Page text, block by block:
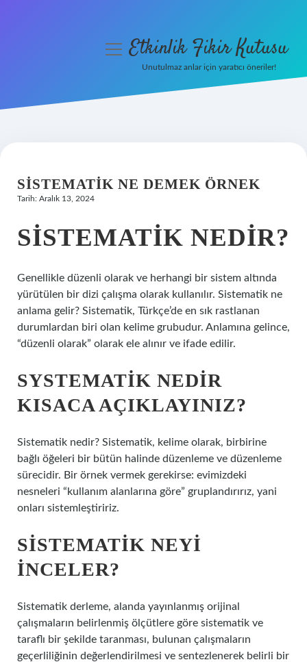
Hakkımızda
menüyüEtkinlik Fikir Kutusu
Unutulmaz anlar için yaratıcı öneriler!
SISTEMATIK NE DEMEK ÖRNEK
Tarih: Aralık 13, 2024
SISTEMATIK NEDIR?
Genellikle düzenli olarak ve herhangi bir sistem altında
yürütülen bir dizi çalışma olarak kullanılır. Sistematik ne
anlama gelir? Sistematik, Türkçe’de en sık rastlanan
durumlardan biri olan kelime grubudur. Anlamına gelince,
“düzenli olarak” olarak ele alınır ve ifade edilir.
SYSTEMATIK NEDIR
KISACA AÇIKLAYINIZ?
Sistematik nedir? Sistematik, kelime olarak, birbirine
bağlı öğeleri bir bütün halinde düzenleme ve düzenleme
sürecidir. Bir örnek vermek gerekirse: evimizdeki
nesneleri “kullanım alanlarına göre” gruplandırırız, yani
onları sistemleştiririz.
SISTEMATIK NEYI
INCELER?
Sistematik derleme, alanda yayınlanmış orijinal
çalışmaların belirlenmiş ölçütlere göre sistematik ve
taraflı bir şekilde taranması, bulunan çalışmaların
geçerliliğinin değerlendirilmesi ve sentezlenerek belirli bir